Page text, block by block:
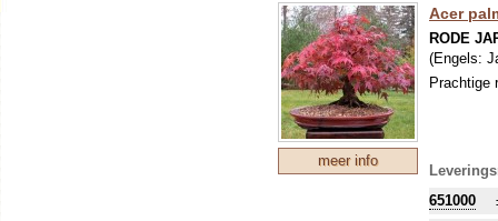
meer info
Acer
RODE
(Engels:
Prachtige
651000